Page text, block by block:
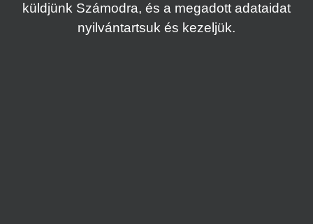
küldjünk Számodra, és a megadott adataidat
nyilvántartsuk és kezeljük.